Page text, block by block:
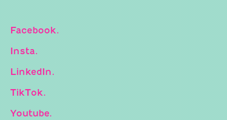
Facebook.
Insta.
LinkedIn.
TikTok.
Youtube.